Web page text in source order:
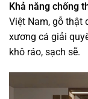
Khả năng chống
Việt Nam, gỗ thật
xương cá giải
khô ráo, sạch sẽ.